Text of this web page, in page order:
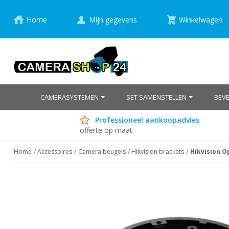
Home Mijn gegevens Winkelwagen
CAMERASYSTEMEN SET SAMENSTELLEN
Professioneel aankoopadvies
offerte op maat
Home Accessoires Camera beugels Hikvision brackets Hikvision